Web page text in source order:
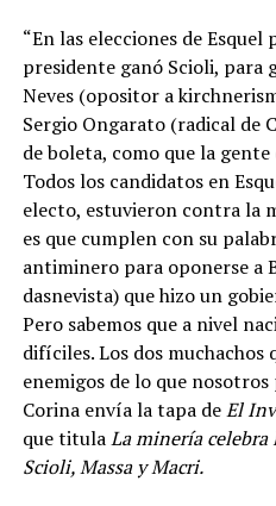
“En las elecciones de Esquel
presidente ganó Scioli, para
Neves (opositor a
Sergio Ongarato (radical de
de boleta, como que la
Todos los candidatos en
electo, estuvieron contra la
es que cumplen con su
antiminero para oponerse a
dasnevista) que hizo un
Pero sabemos que a nivel
difíciles. Los dos muchachos
enemigos de lo que
Corina envía la tapa deEl
que titulaLa minería celebra
Scioli, Massa y Macri.